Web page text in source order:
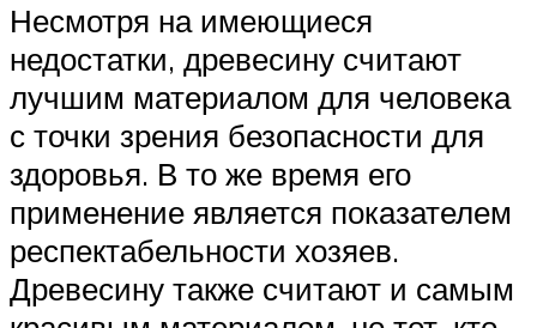
Несмотря на имеющиеся
недостатки, древесину считают
лучшим материалом для человека
с точки зрения безопасности для
здоровья. В то же время его
применение является показателем
респектабельности хозяев.
Древесину также считают и самым